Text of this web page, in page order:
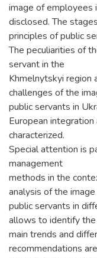
image of employees
disclosed. The
principles of public
The peculiarities of
servant in the
Khmelnytskyi region
challenges of the
public servants in
European integration
characterized.
Special attention is
management
methods in the
analysis of the
public servants in
allows to identify the
main trends and
recommendations are